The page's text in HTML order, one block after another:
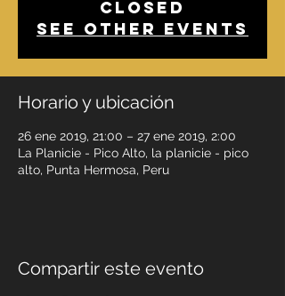
Closed
See other events
Horario y ubicación
26 ene 2019, 21:00 – 27 ene 2019, 2:00
La Planicie - Pico Alto, la planicie - pico
alto, Punta Hermosa, Peru
Compartir este evento